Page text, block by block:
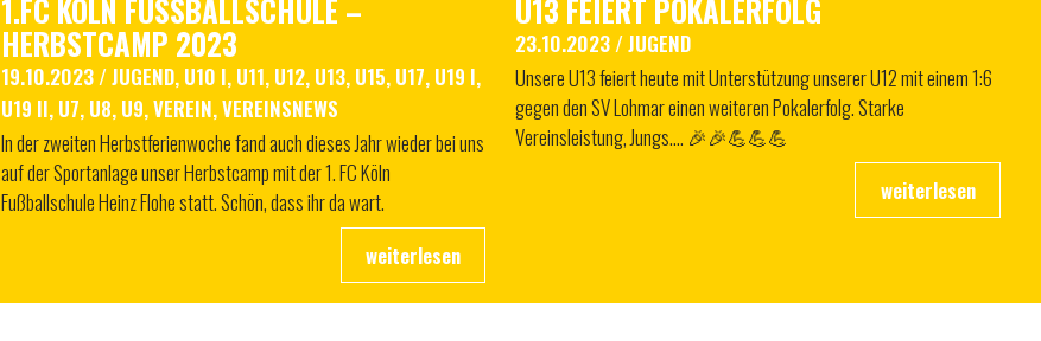
1.FC KÖLN FUSSBALLSCHULE – H
ERBSTCAMP 2023
19.10.2023 /JUGEND, U10 I, U11, U12, U13, U15, U17, U19 I,
U19 II, U7, U8, U9,VEREIN,VEREINSNEWS
In der zweiten Herbstferienwoche fand auch dieses Jahr wieder bei uns
auf der Sportanlage unser Herbstcamp mit der 1. FC Köln
Fußballschule Heinz Flohe statt. Schön, dass ihr da wart.
U13 FEIERT POKALERFOLG
23.10.2023 /JUGEND
Unsere U13 feiert heute mit Unterstützung unserer U12 mit einem 1:6
gegen den SV Lohmar einen weiteren Pokalerfolg. Starke
Vereinsleistung, Jungs…. 🎉🎉💪💪💪